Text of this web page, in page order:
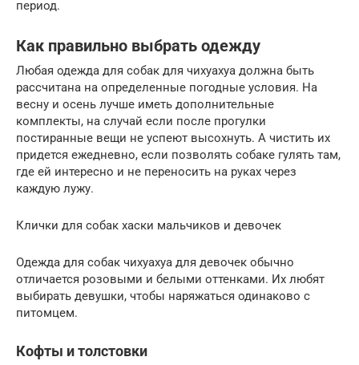
период.
Как правильно выбрать одежду
Любая одежда для собак для чихуахуа должна быть
рассчитана на определенные погодные условия. На
весну и осень лучше иметь дополнительные
комплекты, на случай если после прогулки
постиранные вещи не успеют высохнуть. А чистить их
придется ежедневно, если позволять собаке гулять там,
где ей интересно и не переносить на руках через
каждую лужу.
Клички для собак хаски мальчиков и девочек
Одежда для собак чихуахуа для девочек обычно
отличается розовыми и белыми оттенками. Их любят
выбирать девушки, чтобы наряжаться одинаково с
питомцем.
Кофты и толстовки